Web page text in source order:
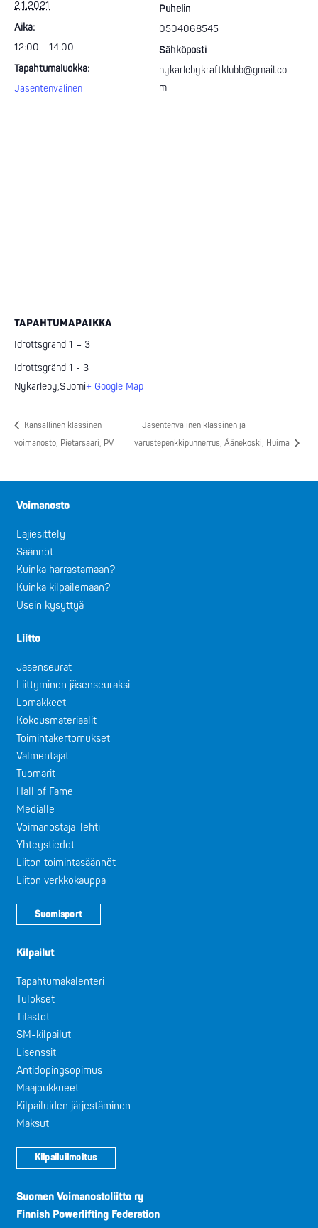
2.1.2021
Aika:
12:00 - 14:00
Tapahtumaluokka:
Jäsentenvälinen
Puhelin
0504068545
Sähköposti
nykarlebykraftklubb@gmail.co
m
TAPAHTUMAPAIKKA
Idrottsgränd 1 – 3
Idrottsgränd 1 - 3
Nykarleby,Suomi+ Google Map
Kansallinen klassinen
voimanosto, Pietarsaari, PV
Jäsentenvälinen klassinen ja
varustepenkkipunnerrus, Äänekoski, Huima
Voimanosto
Lajiesittely
Säännöt
Kuinka harrastamaan?
Kuinka kilpailemaan?
Usein kysyttyä
Liitto
Jäsenseurat
Liittyminen jäsenseuraksi
Lomakkeet
Kokousmateriaalit
Toimintakertomukset
Valmentajat
Tuomarit
Hall of Fame
Medialle
Voimanostaja-lehti
Yhteystiedot
Liiton toimintasäännöt
Liiton verkkokauppa
Suomisport
Kilpailut
Tapahtumakalenteri
Tulokset
Tilastot
SM-kilpailut
Lisenssit
Antidopingsopimus
Maajoukkueet
Kilpailuiden järjestäminen
Maksut
Kilpailuilmoitus
Suomen Voimanostoliitto ry
Finnish Powerlifting Federation